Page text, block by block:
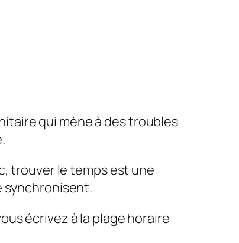
qui mène à des troubles
trouver le temps est une
synchronisent.
écrivez à la plage horaire